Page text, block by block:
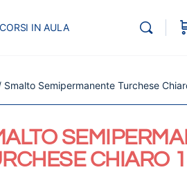
CORSI IN AULA
Smalto Semipermanente Turchese
CHIARO